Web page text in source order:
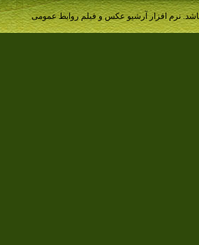
نرم افزار آرشیو عکس و فیلم روابط عمومی